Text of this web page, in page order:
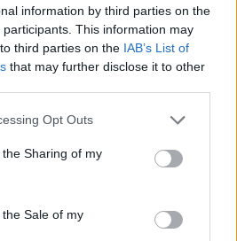
information by third parties on the
participants. This information may
third parties on the IAB’s List of
that may further disclose it to other
Opt Outs
Sharing of my
Sale of my
και νέο Διοικητικό Συμβούλιο -
δολάρια στην KG Mobility
18.990 ευρώ